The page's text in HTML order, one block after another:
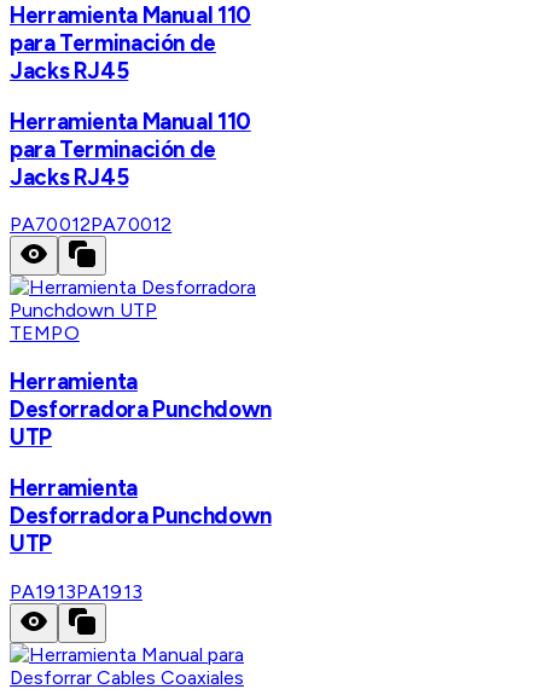
Herramienta Manual 110
para Terminación de
Jacks RJ45
Herramienta Manual 110
para Terminación de
Jacks RJ45
PA70012PA70012
TEMPO
Herramienta
Desforradora Punchdown
UTP
Herramienta
Desforradora Punchdown
UTP
PA1913PA1913